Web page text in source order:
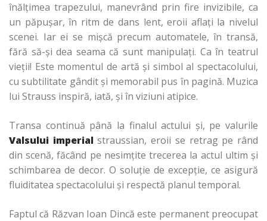
înălţimea trapezului, manevrând prin fire invizibile, ca
un păpuşar, în ritm de dans lent, eroii aflaţi la nivelul
scenei. Iar ei se mişcă precum automatele, în transă,
fără să-şi dea seama că sunt manipulaţi. Ca în teatrul
vieţii! Este momentul de artă şi simbol al spectacolului,
cu subtilitate gândit şi memorabil pus în pagină. Muzica
lui Strauss inspiră, iată, şi în viziuni atipice.
Transa continuă până la finalul actului şi, pe valurile
Valsului imperialstraussian, eroii se retrag pe rând
din scenă, făcând pe nesimţite trecerea la actul ultim şi
schimbarea de decor. O soluţie de excepţie, ce asigură
fluiditatea spectacolului şi respectă planul temporal.
Faptul că Răzvan Ioan Dincă este permanent preocupat